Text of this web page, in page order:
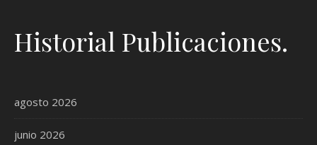
Historial Publicaciones.
agosto 2026
junio 2026